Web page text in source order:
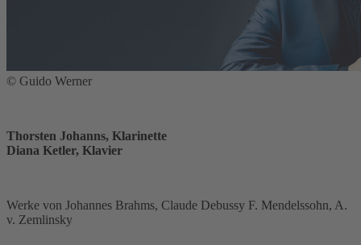
© Guido Werner
Thorsten Johanns, Klarinette
Diana Ketler, Klavier
Werke von Johannes Brahms, Claude Debussy F. Mendelssohn, A.
v. Zemlinsky